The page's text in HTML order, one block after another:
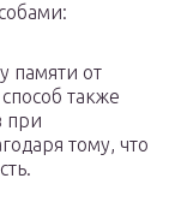
памяти от
также
при
тому, что